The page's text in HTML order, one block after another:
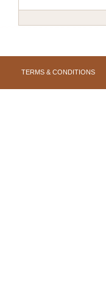
TERMS & CONDITIONS